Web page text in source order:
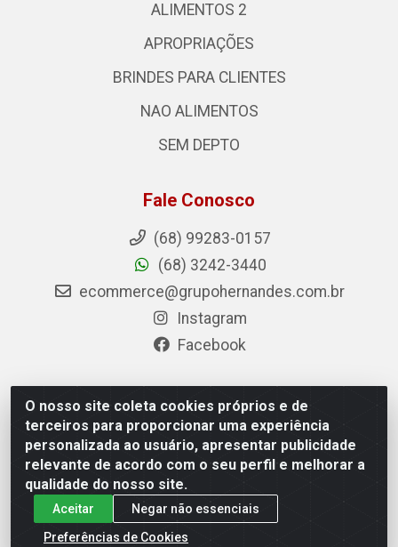
O nosso site coleta cookies próprios e de
terceiros para proporcionar uma experiência
personalizada ao usuário, apresentar publicidade
relevante de acordo com o seu perfil e melhorar a
qualidade do nosso site.
Aceitar
Negar não essenciais
Preferências de Cookies
ALIMENTOS 2
APROPRIAÇÕES
BRINDES PARA CLIENTES
NAO ALIMENTOS
SEM DEPTO
Fale Conosco
(68) 99283-0157
(68) 3242-3440
ecommerce@grupohernandes.com.br
Instagram
Facebook
Hernandes - Atacado e Distribuições - Rodovia
Transacreana, 2155 - Floresta Sul, Rio Branco/AC - CEP
69.912-290 - CNPJ 12.996.556/0001-69